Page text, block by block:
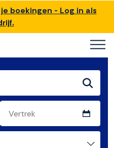
boekingen - Log in als